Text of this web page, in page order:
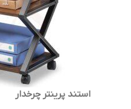
استند پرینتر چرخدار